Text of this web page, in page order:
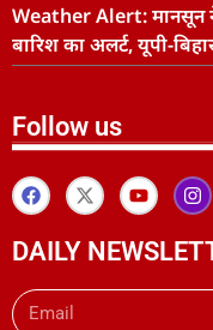
Weather Alert: मानसून ने
बारिश का अलर्ट, यूपी-
Follow us
DAILY